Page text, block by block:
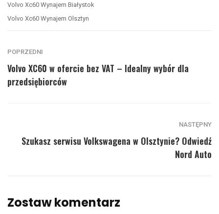
Volvo Xc60 Wynajem Białystok
Volvo Xc60 Wynajem Olsztyn
POPRZEDNI
Volvo XC60 w ofercie bez VAT – Idealny wybór dla
przedsiębiorców
NASTĘPNY
Szukasz serwisu Volkswagena w Olsztynie? Odwiedź
Nord Auto
Zostaw komentarz